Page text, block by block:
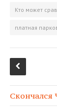
Кто может
платная